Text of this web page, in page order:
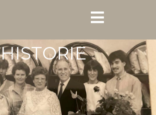
HISTORIE